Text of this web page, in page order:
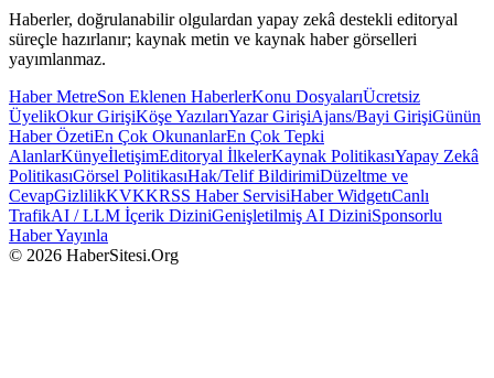
Haberler, doğrulanabilir olgulardan yapay zekâ destekli editoryal
süreçle hazırlanır; kaynak metin ve kaynak haber görselleri
yayımlanmaz.
Haber MetreSon Eklenen HaberlerKonu DosyalarıÜcretsiz
ÜyelikOkur GirişiKöşe YazılarıYazar GirişiAjans/Bayi GirişiGünün
Haber ÖzetiEn Çok OkunanlarEn Çok Tepki
AlanlarKünyeİletişimEditoryal İlkelerKaynak PolitikasıYapay Zekâ
PolitikasıGörsel PolitikasıHak/Telif BildirimiDüzeltme ve
CevapGizlilikKVKKRSS Haber ServisiHaber WidgetıCanlı
TrafikAI / LLM İçerik DiziniGenişletilmiş AI DiziniSponsorlu
Haber Yayınla
© 2026 HaberSitesi.Org